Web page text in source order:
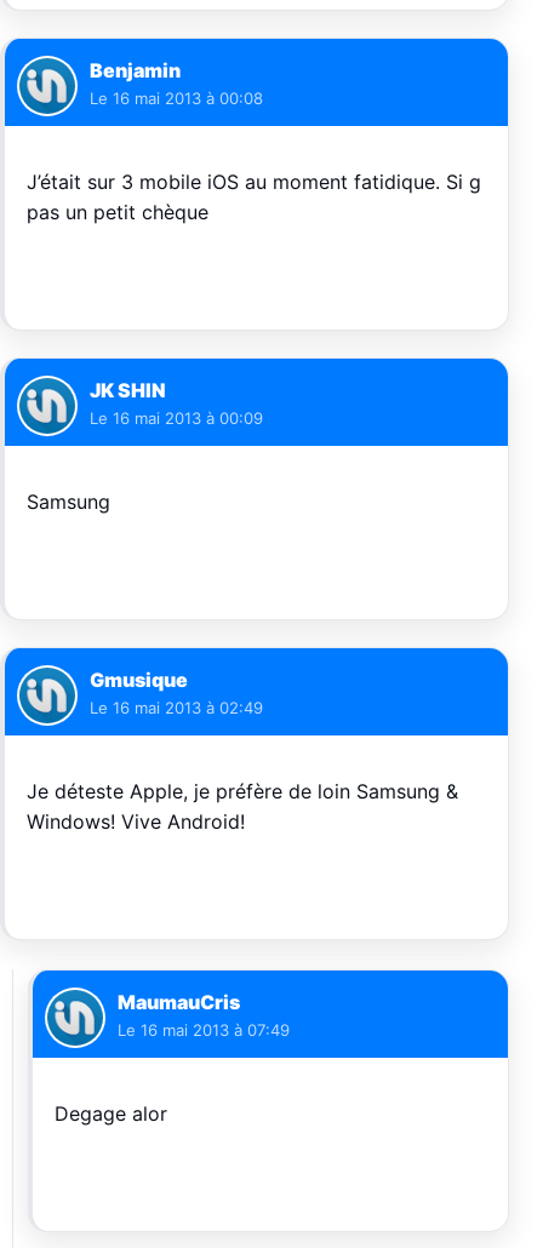
Benjamin
Le 16 mai 2013 à 00:08
J’était sur 3 mobile iOS au moment fatidique. Si g
pas un petit chèque
JK SHIN
Le 16 mai 2013 à 00:09
Samsung
Gmusique
Le 16 mai 2013 à 02:49
Je déteste Apple, je préfère de loin Samsung &
Windows! Vive Android!
MaumauCris
Le 16 mai 2013 à 07:49
Degage alor